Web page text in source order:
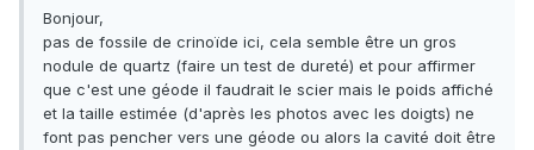
Bonjour,
pas de fossile de crinoïde ici, cela semble être un gros
nodule de quartz (faire un test de dureté) et pour affirmer
que c'est une géode il faudrait le scier mais le poids affiché
et la taille estimée (d'après les photos avec les doigts) ne
font pas pencher vers une géode ou alors la cavité doit être